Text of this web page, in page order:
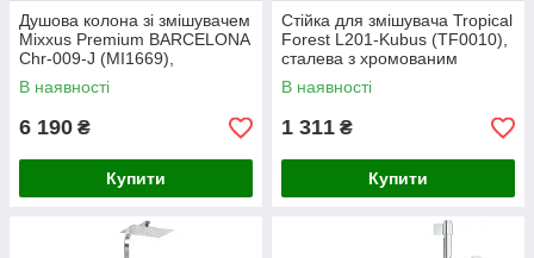
Душова колона зі змішувачем
Mixxus Premium BARCELONA
Chr-009-J (MI1669),
хромоване покриття, латунь,
шланг 150 см, 5 режимів,
В наявності
6 190 ₴
Купити
Стійка для змішувача Tropical
Forest L201-Kubus (TF0010),
сталева з хромованим
покриттям, настінна врізна,
відстань між кріпленням
В наявності
1 311 ₴
Купити